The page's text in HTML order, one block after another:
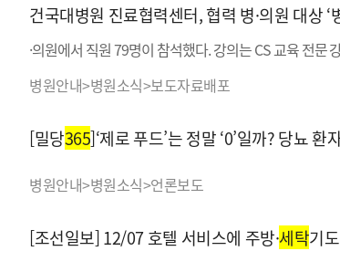
건국대병원 진료협력센터, 협력 병·의원 대상 ‘
·의원에서 직원 79명이 참석했다. 강의는 CS 교육 전문
병원안내>병원소식>보도자료배포
[밀당365]‘제로 푸드’는 정말 ‘0’일까? 당뇨 환
병원안내>병원소식>언론보도
[조선일보] 12/07 호텔 서비스에 주방·세탁기